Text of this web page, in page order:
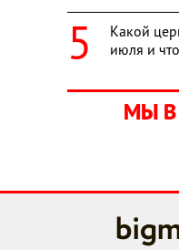
Какой
июля и
МЫ В